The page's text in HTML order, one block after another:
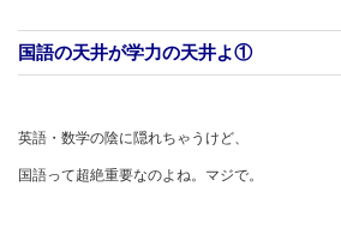
国語の天井が学力の天井よ①
英語・数学の陰に隠れちゃうけど、
国語って超絶重要なのよね。マジで。